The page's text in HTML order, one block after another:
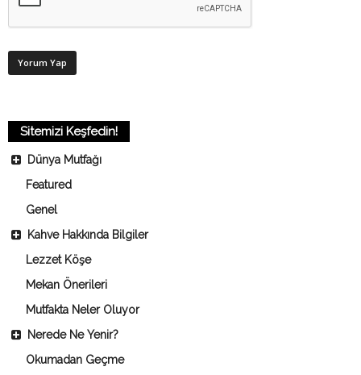
Sitemizi Keşfedin!
Dünya Mutfağı
Featured
Genel
Kahve Hakkında Bilgiler
Lezzet Köşe
Mekan Önerileri
Mutfakta Neler Oluyor
Nerede Ne Yenir?
Okumadan Geçme